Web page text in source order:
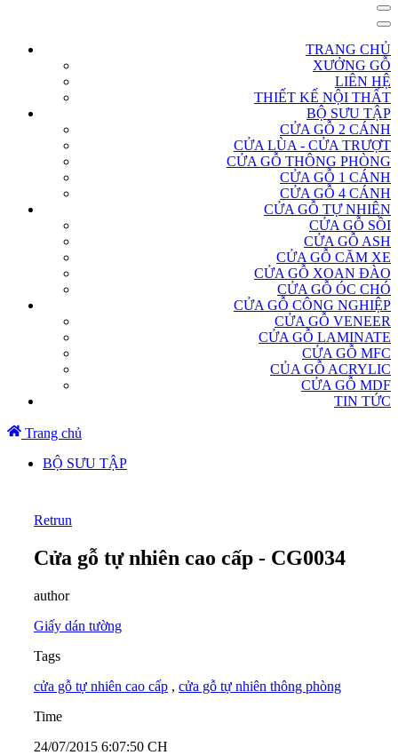
TRANG CHỦ
XƯỞNG GỖ
LIÊN HỆ
THIẾT KẾ NỘI THẤT
BỘ SƯU TẬP
CỬA GỖ 2 CÁNH
CỬA LÙA - CỬA TRƯỢT
CỬA GỖ THÔNG PHÒNG
CỬA GỖ 1 CÁNH
CỬA GỖ 4 CÁNH
CỬA GỖ TỰ NHIÊN
CỬA GỖ SỒI
CỬA GỖ ASH
CỬA GỖ CĂM XE
CỬA GỖ XOAN ĐÀO
CỬA GỖ ÓC CHÓ
CỬA GỖ CÔNG NGHIỆP
CỬA GỖ VENEER
CỬA GỖ LAMINATE
CỬA GỖ MFC
CỦA GỖ ACRYLIC
CỬA GỖ MDF
TIN TỨC
Trang chủ
BỘ SƯU TẬP
Retrun
Cửa gỗ tự nhiên cao cấp - CG0034
author
Giấy dán tường
Tags
cửa gỗ tự nhiên cao cấp , cửa gỗ tự nhiên thông phòng
Time
24/07/2015 6:07:50 CH